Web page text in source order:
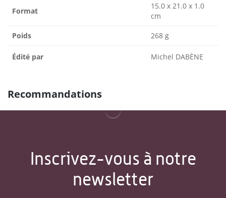
Format
15.0 x 21.0 x 1.0
cm
Poids 268 g
Édité par Michel DABÈNE
Recommandations
Inscrivez-vous à notre
newsletter